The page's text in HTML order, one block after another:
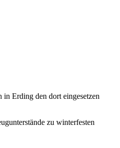
in Erding den dort eingesetzen
zu winterfesten